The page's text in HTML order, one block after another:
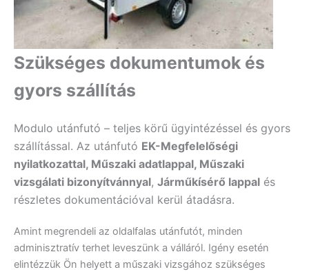
Szükséges dokumentumok és
gyors szállítás
Modulo utánfutó – teljes körű ügyintézéssel és gyors
szállítással. Az utánfutó EK-Megfelelőségi
nyilatkozattal, Műszaki adatlappal, Műszaki
vizsgálati bizonyítvánnyal, Járműkísérő lappal és
részletes dokumentációval kerül átadásra.
Amint megrendeli az oldalfalas utánfutót, minden
adminisztratív terhet leveszünk a válláról. Igény esetén
elintézzük Ön helyett a műszaki vizsgához szükséges